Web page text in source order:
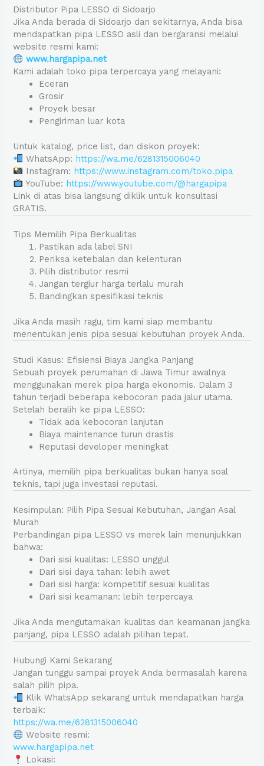
Distributor Pipa LESSO di Sidoarjo
Jika Anda berada di Sidoarjo dan sekitarnya, Anda bisa
mendapatkan pipa LESSO asli dan bergaransi melalui
website resmi kami:
www.hargapipa.net
Kami adalah toko pipa terpercaya yang melayani:
Eceran
Grosir
Proyek besar
Pengiriman luar kota
Untuk katalog, price list, dan diskon proyek:
WhatsApp: https://wa.me/6281315006040
Instagram: https://www.instagram.com/toko.pipa
YouTube: https://www.youtube.com/@hargapipa
Link di atas bisa langsung diklik untuk konsultasi
GRATIS.
Tips Memilih Pipa Berkualitas
Pastikan ada label SNI
Periksa ketebalan dan kelenturan
Pilih distributor resmi
Jangan tergiur harga terlalu murah
Bandingkan spesifikasi teknis
Jika Anda masih ragu, tim kami siap membantu
menentukan jenis pipa sesuai kebutuhan proyek Anda.
Studi Kasus: Efisiensi Biaya Jangka Panjang
Sebuah proyek perumahan di Jawa Timur awalnya
menggunakan merek pipa harga ekonomis. Dalam 3
tahun terjadi beberapa kebocoran pada jalur utama.
Setelah beralih ke pipa LESSO:
Tidak ada kebocoran lanjutan
Biaya maintenance turun drastis
Reputasi developer meningkat
Artinya, memilih pipa berkualitas bukan hanya soal
teknis, tapi juga investasi reputasi.
Kesimpulan: Pilih Pipa Sesuai Kebutuhan, Jangan Asal
Murah
Perbandingan pipa LESSO vs merek lain menunjukkan
bahwa:
Dari sisi kualitas: LESSO unggul
Dari sisi daya tahan: lebih awet
Dari sisi harga: kompetitif sesuai kualitas
Dari sisi keamanan: lebih terpercaya
Jika Anda mengutamakan kualitas dan keamanan jangka
panjang, pipa LESSO adalah pilihan tepat.
Hubungi Kami Sekarang
Jangan tunggu sampai proyek Anda bermasalah karena
salah pilih pipa.
Klik WhatsApp sekarang untuk mendapatkan harga
terbaik:
https://wa.me/6281315006040
Website resmi:
www.hargapipa.net
Lokasi: